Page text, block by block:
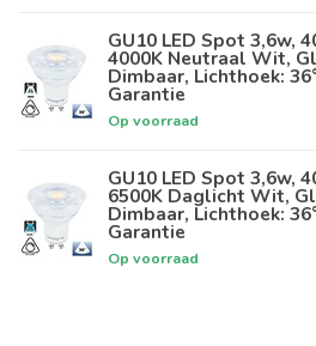
GU10 LED Spot 3,6w,
4000K Neutraal Wit,
Dimbaar, Lichthoek:
Garantie
Op voorraad
GU10 LED Spot 3,6w,
6500K Daglicht Wit,
Dimbaar, Lichthoek:
Garantie
Op voorraad